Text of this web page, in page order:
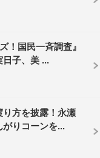
吉田沙保里、ニュ
、藤原丈一郎
ヂカルラブリー、
！国民一斉調査』
日子、美 ...
方を披露！永瀬
がりコーンを...